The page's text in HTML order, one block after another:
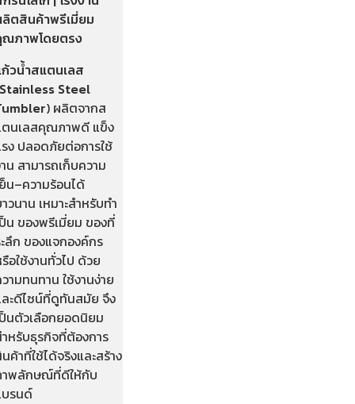
ตสินค้าพรีเมี่ยม
ภาพโดยตรง
วน้ำสแตนเลส
Steel
) ผลิตจากส
นเลสคุณภาพดี แข็ง
ง ปลอดภัยต่อการใช้
น สามารถเก็บความ
น–ความร้อนได้
วนาน เหมาะสำหรับทำ
น ของพรีเมี่ยม ของที่
ลึก ของแจกองค์กร
อใช้งานทั่วไป ด้วย
ามทนทาน ใช้งานง่าย
ะดีไซน์ที่ดูทันสมัย จึง
นตัวเลือกยอดนิยม
หรับธุรกิจที่ต้องการ
ค้าที่ใช้ได้จริงและสร้าง
พลักษณ์ที่ดีให้กับ
รนด์